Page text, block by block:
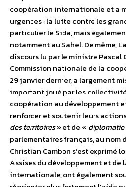
coopération internationale et a
urgences : la lutte contre les
particulier le Sida, mais
notamment au Sahel. De même,
discours lu par le ministre Pascal
Commission nationale de la
29 janvier dernier, a largement
important joué par les
coopération au développement
renforcer et soutenir leurs
des territoires» et de « diplomatie
parlementaires français, au nom
Christian Cambon s’est exprimé
Assises du développement et de
internationale, ont également